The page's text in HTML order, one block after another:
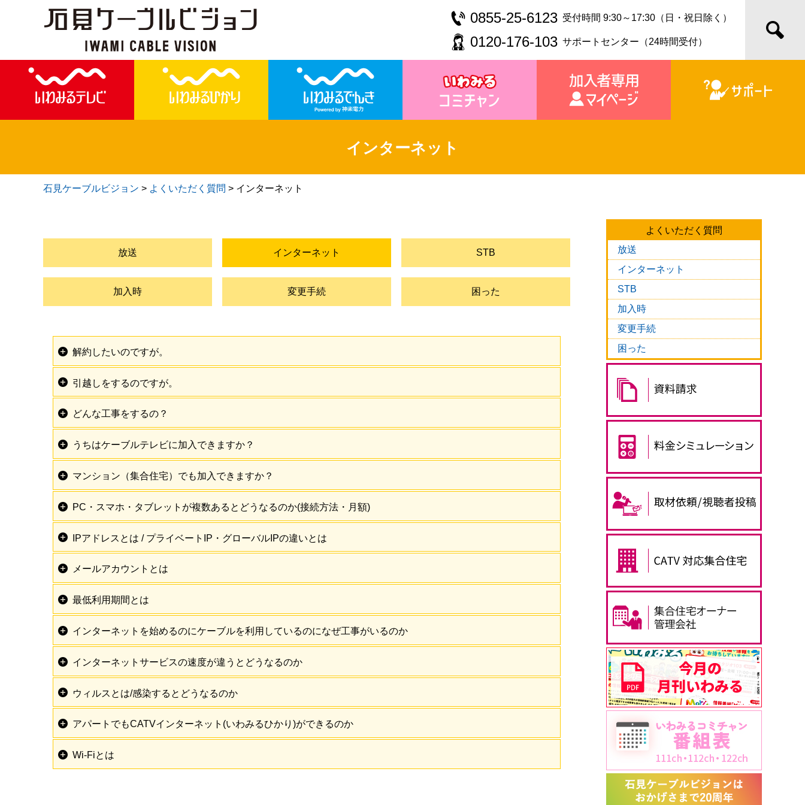
0855-25-6123 受付時間 9:30～17:30（日・祝日除く）
0120-176-103 サポートセンター（24時間受付）
インターネット
石見ケーブルビジョン > よくいただく質問 > インターネット
放送 インターネット STB
加入時 変更手続 困った
解約したいのですが。
引越しをするのですが。
どんな工事をするの？
うちはケーブルテレビに加入できますか？
マンション（集合住宅）でも加入できますか？
PC・スマホ・タブレットが複数あるとどうなるのか(接続方法・月額)
IPアドレスとは / プライベートIP・グローバルIPの違いとは
メールアカウントとは
最低利用期間とは
インターネットを始めるのにケーブルを利用しているのになぜ工事がいるのか
インターネットサービスの速度が違うとどうなるのか
ウィルスとは/感染するとどうなるのか
アパートでもCATVインターネット(いわみるひかり)ができるのか
Wi‐Fiとは
よくいただく質問
放送
インターネット
STB
加入時
変更手続
困った